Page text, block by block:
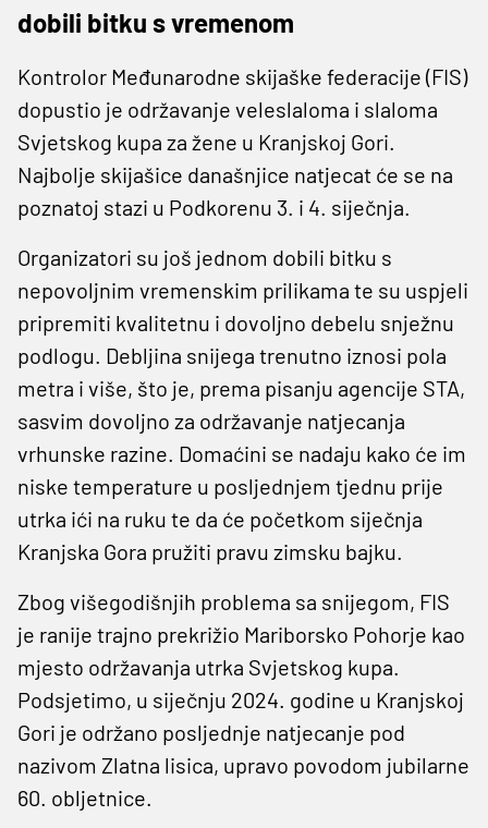
dobili bitku s vremenom
Kontrolor Međunarodne skijaške federacije (FIS)
dopustio je održavanje veleslaloma i slaloma
Svjetskog kupa za žene u Kranjskoj Gori.
Najbolje skijašice današnjice natjecat će se na
poznatoj stazi u Podkorenu 3. i 4. siječnja.
Organizatori su još jednom dobili bitku s
nepovoljnim vremenskim prilikama te su uspjeli
pripremiti kvalitetnu i dovoljno debelu snježnu
podlogu. Debljina snijega trenutno iznosi pola
metra i više, što je, prema pisanju agencije STA,
sasvim dovoljno za održavanje natjecanja
vrhunske razine. Domaćini se nadaju kako će im
niske temperature u posljednjem tjednu prije
utrka ići na ruku te da će početkom siječnja
Kranjska Gora pružiti pravu zimsku bajku.
Zbog višegodišnjih problema sa snijegom, FIS
je ranije trajno prekrižio Mariborsko Pohorje kao
mjesto održavanja utrka Svjetskog kupa.
Podsjetimo, u siječnju 2024. godine u Kranjskoj
Gori je održano posljednje natjecanje pod
nazivom Zlatna lisica, upravo povodom jubilarne
60. obljetnice.